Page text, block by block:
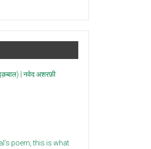
| नवेद अशरफ़ी
poem, this is what